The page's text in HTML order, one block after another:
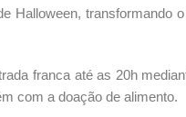
Halloween, transformando
franca até as 20h
com a doação de alimento.